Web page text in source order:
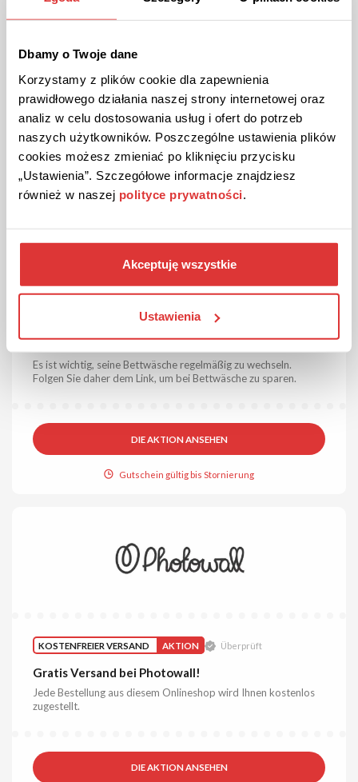
Dbamy o Twoje dane
Korzystamy z plików cookie dla zapewnienia
prawidłowego działania naszej strony internetowej oraz
analiz w celu dostosowania usług i ofert do potrzeb
naszych użytkowników. Poszczególne ustawienia plików
cookies możesz zmieniać po kliknięciu przycisku
„Ustawienia”. Szczegółowe informacje znajdziesz
również w naszej polityce prywatności
Akceptuję wszystkie
Ustawienia
KOSTENLOSER VERSAND AKTION Überprüft
Schon ab 50€ Einkaufswert zahlen Sie keine Versandkosten.
Gutschein gültig bis Stornierung
AKTION Überprüft
30% Rabatt auf Bettwäsche von HEMA!
Es ist wichtig, seine Bettwäsche regelmäßig zu wechseln.
Folgen Sie daher dem Link, um bei Bettwäsche zu sparen.
DIE AKTION ANSEHEN
Gutschein gültig bis Stornierung
KOSTENFREIER VERSAND AKTION Überprüft
Gratis Versand bei Photowall!
Jede Bestellung aus diesem Onlineshop wird Ihnen kostenlos
zugestellt.
DIE AKTION ANSEHEN